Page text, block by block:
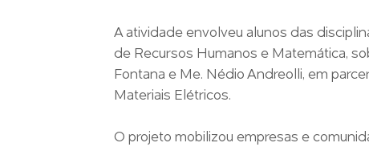
A atividade envolveu alunos das
de Recursos Humanos e Matemática,
Fontana e Me. Nédio Andreolli, em
Materiais Elétricos.
O projeto mobilizou empresas e